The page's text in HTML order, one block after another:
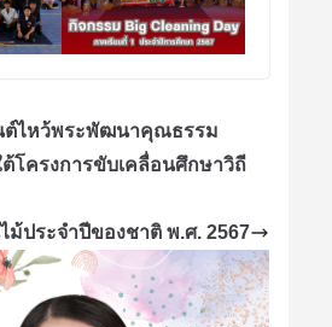
ต์ไหว้พระพัฒนาคุณธรรม
โครงการขับเคลื่อนศึกษาวิถี
ม้ประจำปีของชาติ พ.ศ. 2567